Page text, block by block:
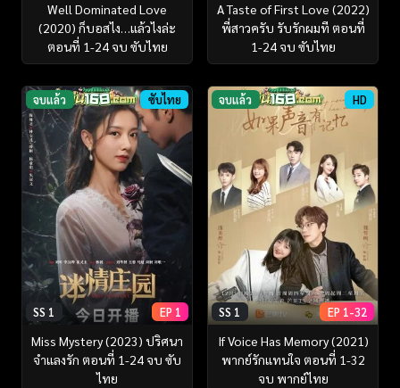
Well Dominated Love
(2020) ก็บอสไง…แล้วไงล่ะ
ตอนที่ 1-24 จบ ซับไทย
A Taste of First Love (2022)
พี่สาวครับ รับรักผมที ตอนที่
1-24 จบ ซับไทย
จบแล้ว ซับไทย
SS 1 EP 1
Miss Mystery (2023) ปริศนา
จำแลงรัก ตอนที่ 1-24 จบ ซับ
ไทย
จบแล้ว HD
SS 1 EP 1-32
If Voice Has Memory (2021)
พากย์รักแทนใจ ตอนที่ 1-32
จบ พากย์ไทย